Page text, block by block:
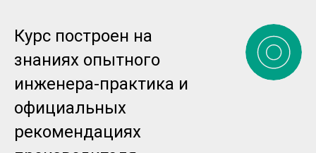
Курс построен на
знаниях опытного
инженера-практика и
официальных
рекомендациях